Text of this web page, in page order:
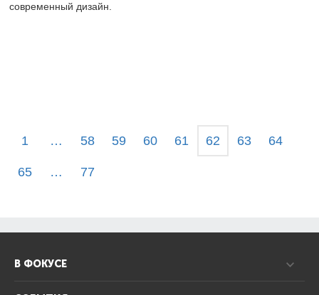
современный дизайн.
1 … 58 59 60 61 62 63 64
65 … 77
В ФОКУСЕ